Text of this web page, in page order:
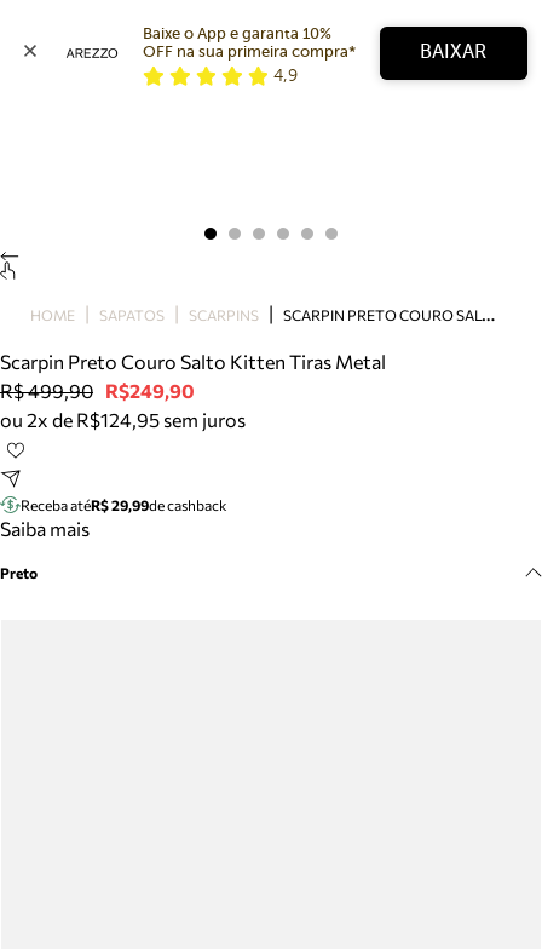
Bolsa
Tamanco
Tênis
Mule
Tire dúvidas sobre pedidos, devoluções e mais.
Baixe o App e garanta 10%
OFF na sua primeira compra*
4,9
BAIXAR
HOME SAPATOS SCARPINS S
CARPIN PRETO COURO SALTO KITTEN TIRAS METAL
Scarpin Preto Couro Salto Kitten Tiras Metal
R$ 499,90 R$249,90
ou 2x de R$124,95 sem juros
Receba atéR$ 29,99de cashback
Saiba mais
Preto